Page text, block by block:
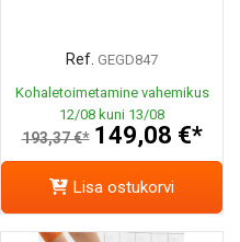
Ref. GEGD847
Kohaletoimetamine vahemikus
12/08 kuni 13/08
193,37 €* 149,08 €*
Lisa ostukorvi